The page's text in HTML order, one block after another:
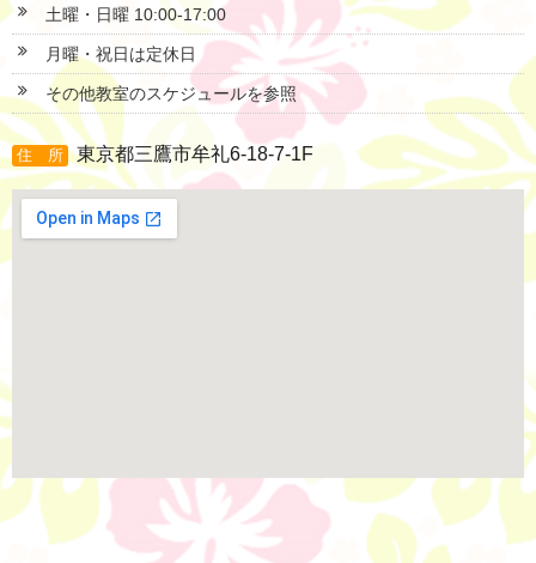
土曜・日曜 10:00-17:00
月曜・祝日は定休日
その他教室のスケジュールを参照
住 所 東京都三鷹市牟礼6-18-7-1F